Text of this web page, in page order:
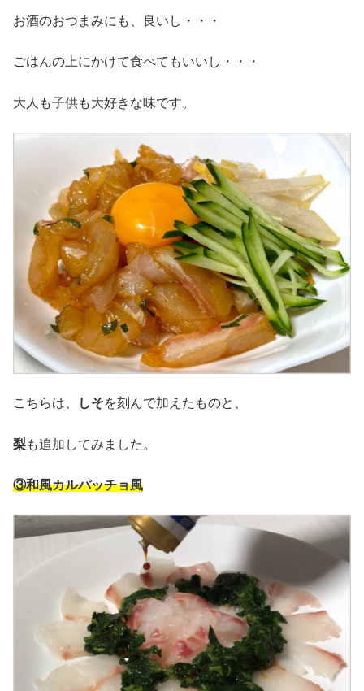
お酒のおつまみにも、良いし・・・
ごはんの上にかけて食べてもいいし・・・
大人も子供も大好きな味です。
こちらは、 しそを刻んで加えたものと、
梨も追加してみました。
③和風カルパッチョ風